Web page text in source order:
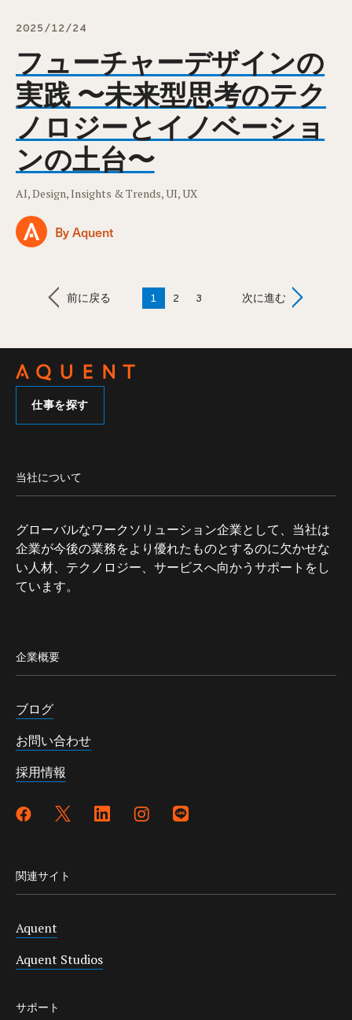
2025/12/24
フューチャーデザインの
実践 〜未来型思考のテク
ノロジーとイノベーショ
ンの土台〜
AI, Design, Insights & Trends, UI, UX
By Aquent
Posts前に戻る 1 2 3 次に進む
仕事を探す
当社について
グローバルなワークソリューション企業として、当社は
企業が今後の業務をより優れたものとするのに欠かせな
い人材、テクノロジー、サービスへ向かうサポートをし
ています。
企業概要
ブログ
お問い合わせ
採用情報
関連サイト
Aquent
Aquent Studios
サポート